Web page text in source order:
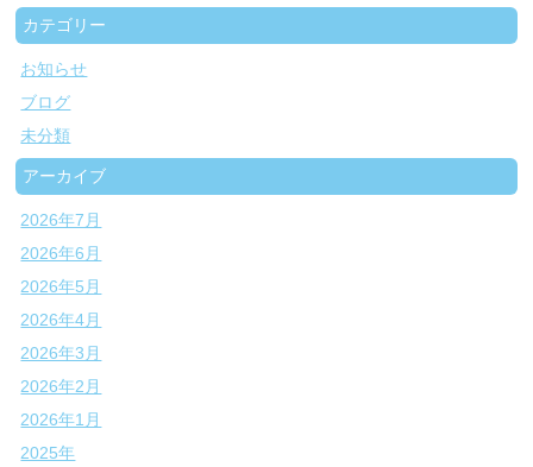
カテゴリー
お知らせ
ブログ
未分類
アーカイブ
2026年7月
2026年6月
2026年5月
2026年4月
2026年3月
2026年2月
2026年1月
2025年